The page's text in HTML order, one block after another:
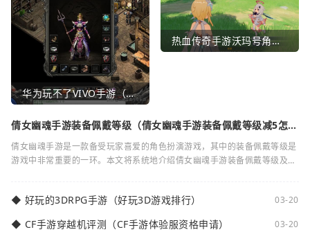
华为玩不了VIVO手游（华为玩不了VIVO手游怎么办）
热血传奇手游沃玛号角（热血传奇沃玛装备隐藏属性）
倩女幽魂手游装备佩戴等级（倩女幽魂手游装备佩戴等级减5怎么
倩女幽魂手游是一款备受玩家喜爱的角色扮演游戏，其中的装备佩戴等级是
游戏中非常重要的一环。本文将系统地介绍倩女幽魂手游装备佩戴等级及其
◆ 好玩的3DRPG手游（好玩3D游戏排行） 03-20
◆ CF手游穿越机评测（CF手游体验服资格申请） 03-20